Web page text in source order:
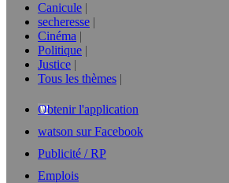
Canicule
secheresse
Cinéma
Politique
Justice
Tous les thèmes
Obtenir l'application
watson sur Facebook
Publicité / RP
Emplois